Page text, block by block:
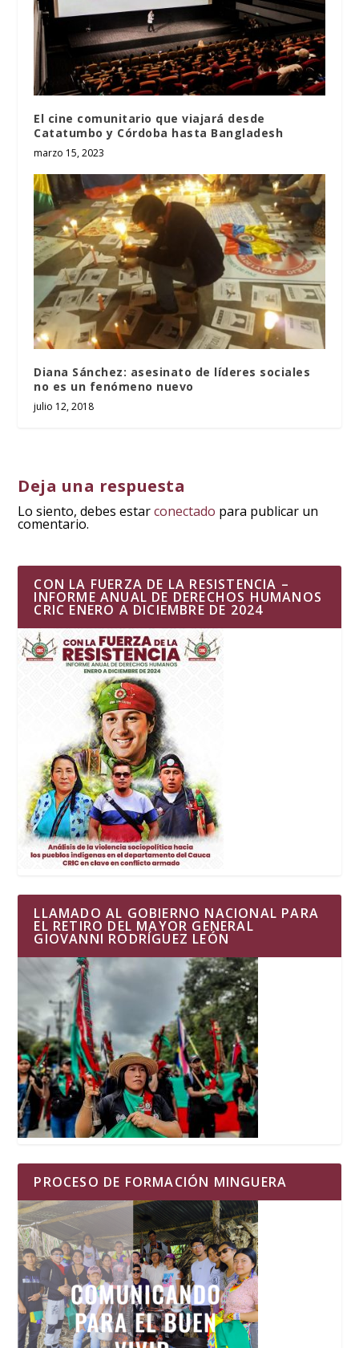
El cine comunitario que viajará desde
Catatumbo y Córdoba hasta Bangladesh
marzo 15, 2023
Diana Sánchez: asesinato de líderes sociales
no es un fenómeno nuevo
julio 12, 2018
Deja una respuesta
Lo siento, debes estarconectado para publicar un
comentario.
CON LA FUERZA DE LA RESISTENCIA –
INFORME ANUAL DE DERECHOS HUMANOS
CRIC ENERO A DICIEMBRE DE 2024
LLAMADO AL GOBIERNO NACIONAL PARA
EL RETIRO DEL MAYOR GENERAL
GIOVANNI RODRÍGUEZ LEÓN
PROCESO DE FORMACIÓN MINGUERA